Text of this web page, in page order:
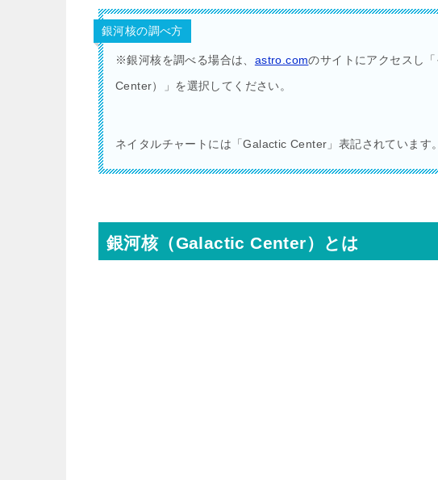
銀河核の調べ方
※銀河核を調べる場合は、 astro.comのサイトにアクセスし
Center）」を選択してください。
ネイタルチャートには「Galactic Center」表記されています。
銀河核（Galactic Center）とは